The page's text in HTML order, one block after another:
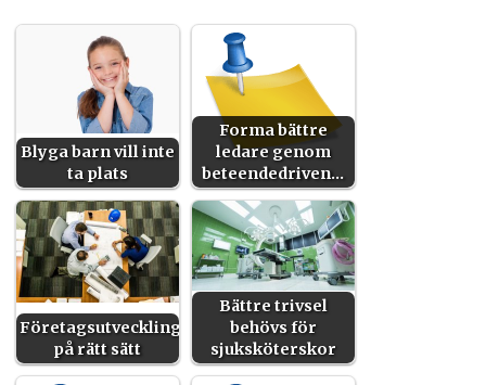
Blyga barn vill inte
ta plats
Forma bättre
ledare genom
beteendedriven…
Företagsutveckling
på rätt sätt
Bättre trivsel
behövs för
sjuksköterskor